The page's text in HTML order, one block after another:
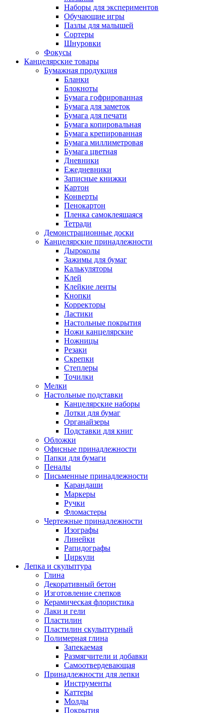
Наборы для экспериментов
Обучающие игры
Пазлы для малышей
Сортеры
Шнуровки
Фокусы
Канцелярские товары
Бумажная продукция
Бланки
Блокноты
Бумага гофрированная
Бумага для заметок
Бумага для печати
Бумага копировальная
Бумага крепированная
Бумага миллиметровая
Бумага цветная
Дневники
Ежедневники
Записные книжки
Картон
Конверты
Пенокартон
Пленка самоклеящаяся
Тетради
Демонстрационные доски
Канцелярские принадлежности
Дыроколы
Зажимы для бумаг
Калькуляторы
Клей
Клейкие ленты
Кнопки
Корректоры
Ластики
Настольные покрытия
Ножи канцелярские
Ножницы
Резаки
Скрепки
Степлеры
Точилки
Мелки
Настольные подставки
Канцелярские наборы
Лотки для бумаг
Органайзеры
Подставки для книг
Обложки
Офисные принадлежности
Папки для бумаги
Пеналы
Письменные принадлежности
Карандаши
Маркеры
Ручки
Фломастеры
Чертежные принадлежности
Изографы
Линейки
Рапидографы
Циркули
Лепка и скульптура
Глина
Декоративный бетон
Изготовление слепков
Керамическая флористика
Лаки и гели
Пластилин
Пластилин скульптурный
Полимерная глина
Запекаемая
Размягчители и добавки
Самоотвердевающая
Принадлежности для лепки
Инструменты
Каттеры
Молды
Покрытия